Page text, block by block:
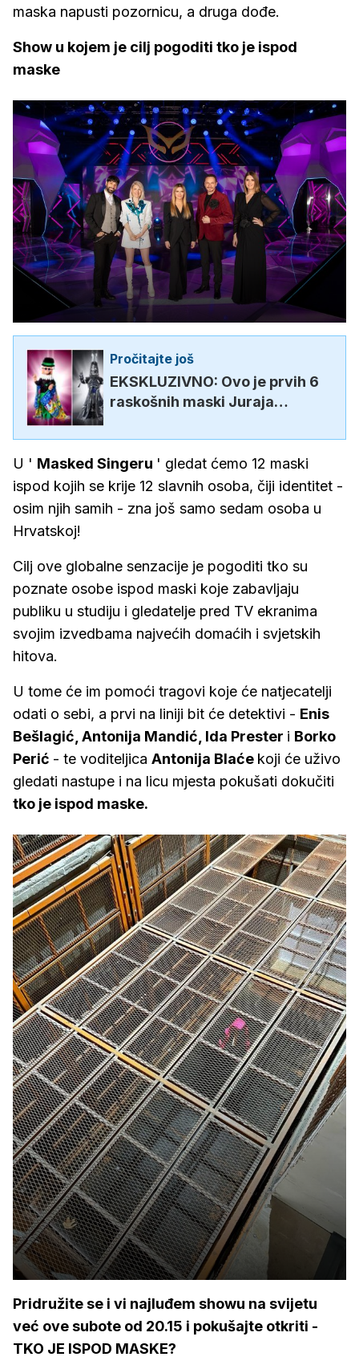
maska napusti pozornicu, a druga dođe.
Show u kojem je cilj pogoditi tko je ispod
maske
Pročitajte još
EKSKLUZIVNO: Ovo je prvih 6
raskošnih maski Juraja
natjecatelji u novom...
U ' Masked Singeru ' gledat ćemo 12 maski
ispod kojih se krije 12 slavnih osoba, čiji identitet -
osim njih samih - zna još samo sedam osoba u
Hrvatskoj!
Cilj ove globalne senzacije je pogoditi tko su
poznate osobe ispod maski koje zabavljaju
publiku u studiju i gledatelje pred TV ekranima
svojim izvedbama najvećih domaćih i svjetskih
hitova.
U tome će im pomoći tragovi koje će natjecatelji
odati o sebi, a prvi na liniji bit će detektivi - Enis
Bešlagić, Antonija Mandić, Ida Prester i Borko
Perić - te voditeljica Antonija Blaće koji će uživo
gledati nastupe i na licu mjesta pokušati dokučiti
tko je ispod maske.
Pridružite se i vi najluđem showu na svijetu
već ove subote od 20.15 i pokušajte otkriti -
TKO JE ISPOD MASKE?